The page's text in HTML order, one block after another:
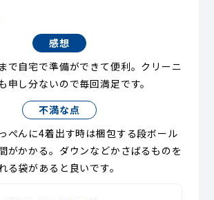
感想
で自宅で準備ができて便利。クリーニ
申し分ないので毎回満足です。
不満な点
ぺんに4着出す時は梱包する段ボール
がかかる。ダウンなどかさばるものを
る袋があると良いです。